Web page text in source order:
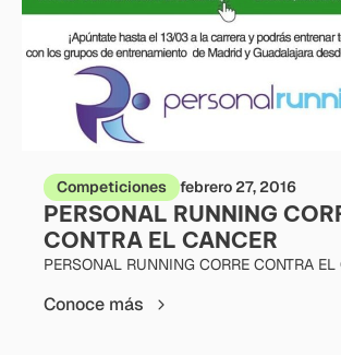
Competiciones febrero 27, 2016
PERSONAL RUNNING
CONTRA EL CANCER
PERSONAL RUNNING CORRE CONTRA EL
Conoce más